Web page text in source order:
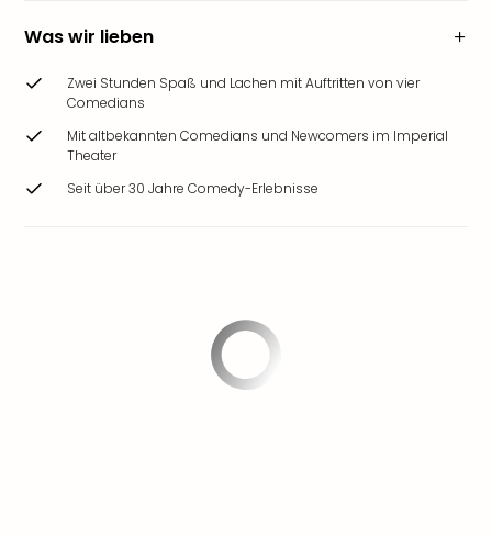
Was wir lieben
Zwei Stunden Spaß und Lachen mit Auftritten von vier
Comedians
Mit altbekannten Comedians und Newcomers im Imperial
Theater
Seit über 30 Jahre Comedy-Erlebnisse